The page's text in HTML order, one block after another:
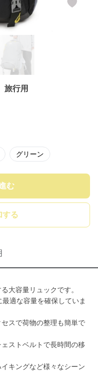
旅行用
グリーン
む
する
大容量リュックです。
適な容量を確保していま
スで荷物の整理も簡単で
ストベルトで長時間の移
キングなど様々なシーン